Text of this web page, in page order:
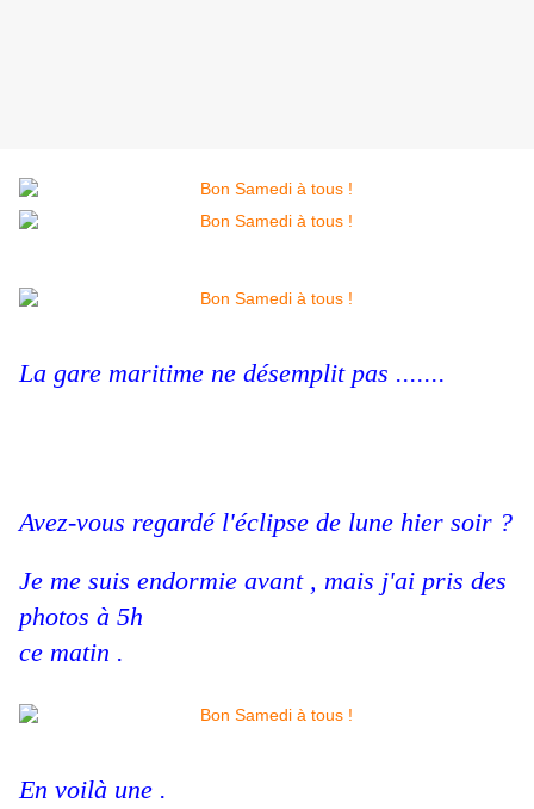
La gare maritime ne désemplit pas .......
Avez-vous regardé l'éclipse de lune hier soir ?
Je me suis endormie avant , mais j'ai pris des
photos à 5h
ce matin .
En voilà une .